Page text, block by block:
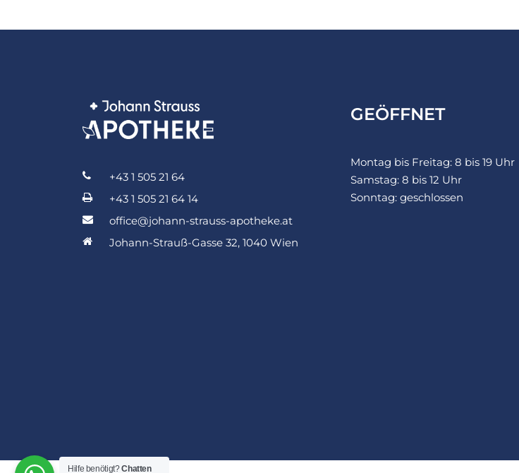
+43 1 505 21 64
+43 1 505 21 64 14
office@johann-strauss-apotheke.at
Johann-Strauß-Gasse 32, 1040 Wien
GEÖFFNET
Montag bis Freitag: 8 bis 19 Uhr
Samstag: 8 bis 12 Uhr
Sonntag: geschlossen
Hilfe benötigt?Chatten